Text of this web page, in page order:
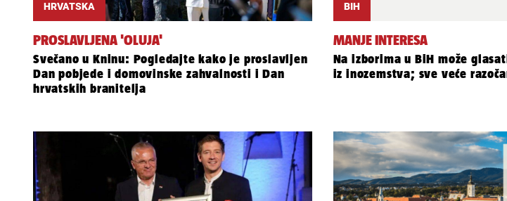
HRVATSKA
PROSLAVLJENA 'OLUJA'
Svečano u Kninu: Pogledajte kako je proslavljen
Dan pobjede i domovinske zahvalnosti i Dan
hrvatskih branitelja
BIH
MANJE INTERESA
Na izborima u BiH može
iz inozemstva; sve veće